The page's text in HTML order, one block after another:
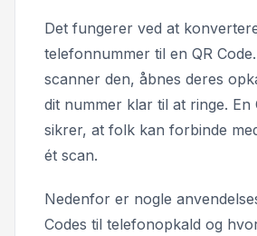
Det fungerer ved at
telefonnummer til en QR
scanner den, åbnes deres
dit nummer klar til at ringe. En
sikrer, at folk kan forbinde
ét scan.
Nedenfor er nogle
Codes til telefonopkald og